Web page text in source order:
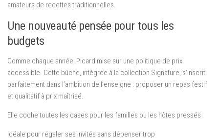
amateurs de recettes traditionnelles.
Une nouveauté pensée pour tous les
budgets
Comme chaque année, Picard mise sur une politique de prix
accessible. Cette bûche, intégrée à la collection Signature, s’inscrit
parfaitement dans l’ambition de l’enseigne : proposer un repas festif
et qualitatif à prix maîtrisé.
Elle coche toutes les cases pour les familles ou les hôtes pressés :
Idéale pour régaler ses invités sans dépenser trop